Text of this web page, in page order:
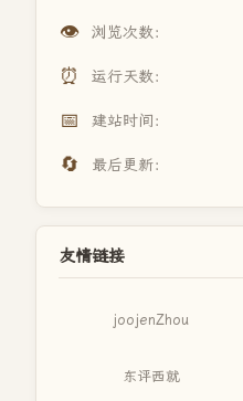
👁️ 浏览次数：
⏰ 运行天数：
📅 建站时间：
🔄 最后更新：
友情链接
joojenZhou
东评西就